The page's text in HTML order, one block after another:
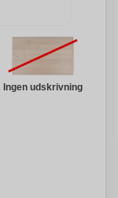
Ingen udskrivning